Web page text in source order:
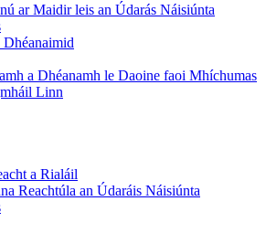
ar Maidir leis an Údarás Náisiúnta
a Dhéanamh le Daoine faoi Mhíchumas
Linn
a Rialáil
Reachtúla an Údaráis Náisiúnta